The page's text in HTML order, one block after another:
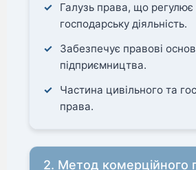
Галузь права, що регулює
господарську діяльність.
Забезпечує правові
підприємництва.
Частина цивільного та
права.
2. Метод комерційного